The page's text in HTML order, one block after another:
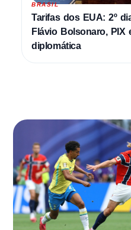
BRASIL
Tarifas dos EUA: 2º
Flávio Bolsonaro, PIX
diplomática